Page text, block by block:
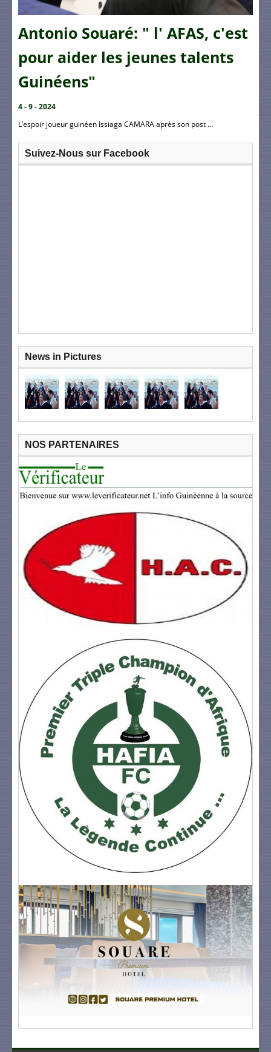
Antonio Souaré: " l' AFAS, c'est
pour aider les jeunes talents
Guinéens"
4 - 9 - 2024
L’espoir joueur guinéen Issiaga CAMARA après son post ...
Suivez-Nous sur Facebook
News in Pictures
NOS PARTENAIRES